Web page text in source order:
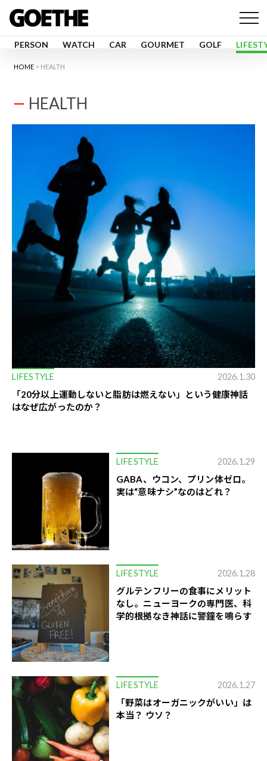
PERSON WATCH CAR GOURMET GOLF
HOME HEALTH
HEALTH
LIFESTYLE 2026.1.30
「20分以上運動しないと脂肪は燃えない」という健康神話
はなぜ広がったのか？
LIFESTYLE 2026.1.29
GABA、ウコン、プリン体ゼロ。
実は“意味ナシ”なのはどれ？
LIFESTYLE 2026.1.28
グルテンフリーの食事にメリット
なし。ニューヨークの専門医、科
学的根拠なき神話に警鐘を鳴らす
LIFESTYLE 2026.1.27
「野菜はオーガニックがいい」は
本当？ ウソ？